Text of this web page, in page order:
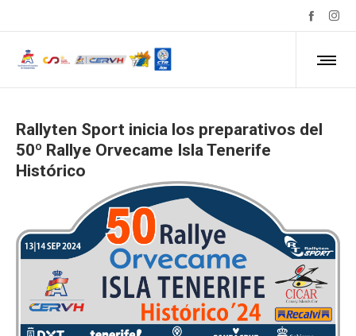
Rallyten Sport inicia los preparativos del
50º Rallye Orvecame Isla Tenerife
Histórico